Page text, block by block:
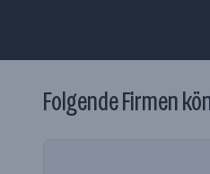
Folgende Firmen